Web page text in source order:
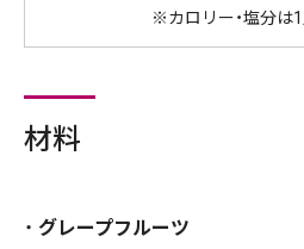
※カロリー・塩分は1
材料
グレープフルーツ